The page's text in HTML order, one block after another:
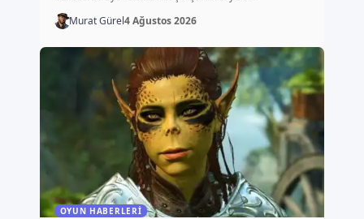
Murat Gürel4 Ağustos 2026
OYUN HABERLERI